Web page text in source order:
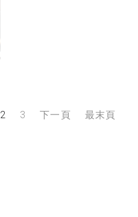
2 3 下一頁 最末頁